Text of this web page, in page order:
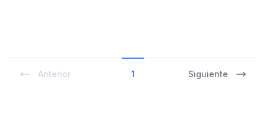
Anterior 1 Siguiente